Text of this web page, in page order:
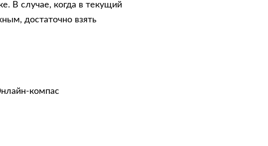
В случае, когда в текущий
достаточно взять
компас